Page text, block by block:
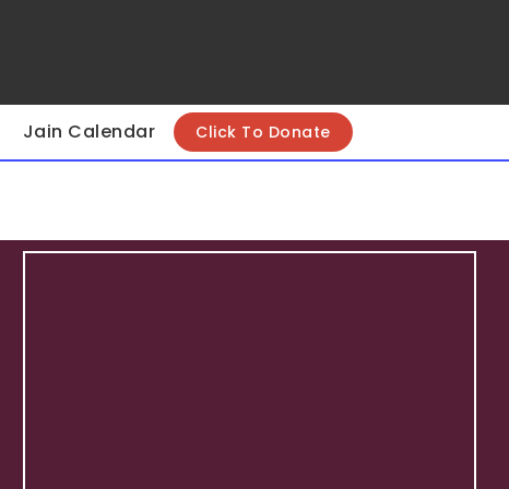
Jain Calendar Click To Donate